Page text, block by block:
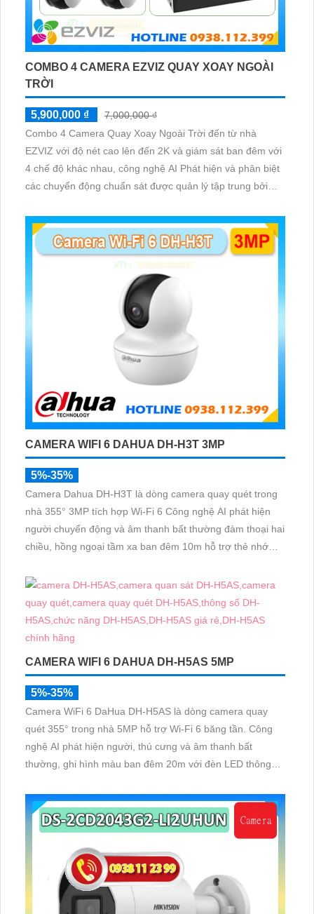
COMBO 4 CAMERA EZVIZ QUAY XOAY NGOÀI
TRỜI
5,900,000 ₫
7,000,000 ₫
Combo 4 Camera Quay Xoay Ngoài Trời đến từ nhà
EZVIZ với độ nét cao lên đến 2K và giám sát ban đêm với
4 chế độ khác nhau, công nghệ AI Phát hiện và phân biệt
các chuyển động chuẩn sát được quản lý tập trung bởi
CAMERA WIFI 6 DAHUA DH-H3T 3MP
5%-35%
Camera Dahua DH-H3T là dòng camera quay quét trong
nhà 355° 3MP tích hợp Wi-Fi 6 Công nghệ AI phát hiện
người chuyển động và âm thanh bất thường đàm thoại hai
chiều, hồng ngoại tầm xa ban đêm 10m hỗ trợ thẻ nhớ
DMSS
CAMERA WIFI 6 DAHUA DH-H5AS 5MP
5%-35%
Camera WiFi 6 DaHua DH-H5AS là dòng camera quay
quét 355° trong nhà 5MP hỗ trợ Wi-Fi 6 băng tần. Công
nghệ AI phát hiện người, thú cưng và âm thanh bất
thường, ghi hình màu ban đêm 20m với đèn LED thông
ứng dụng DMSS,